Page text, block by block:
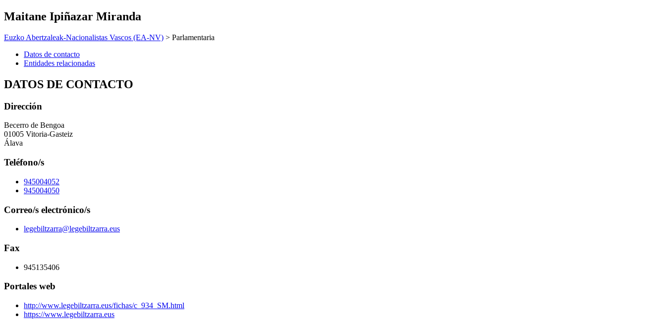
Maitane Ipiñazar Miranda
Euzko Abertzaleak-Nacionalistas Vascos (EA-NV) > Parlamentaria
Datos de contacto
Entidades relacionadas
DATOS DE CONTACTO
Dirección
Becerro de Bengoa
01005 Vitoria-Gasteiz
Álava
Teléfono/s
945004052
945004050
Correo/s electrónico/s
legebiltzarra@legebiltzarra.eus
Fax
945135406
Portales web
http://www.legebiltzarra.eus/fichas/c_934_SM.html
https://www.legebiltzarra.eus